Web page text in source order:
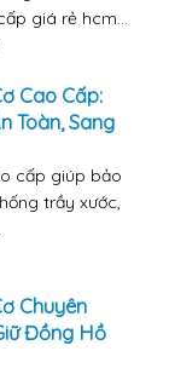
giá rẻ hcm...
Cao Cấp:
Toàn, Sang
cấp giúp bảo
trầy xước,
Chuyên
Đồng Hồ